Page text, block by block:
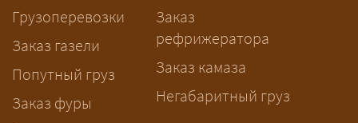
рассчитает маршрут и запустит
подготовку документов.
Грузоперевозки
Заказ газели
Попутный груз
Заказ фуры
Заказ
рефрижератора
Заказ камаза
Негабаритный груз